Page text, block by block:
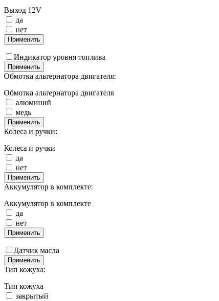
Выход 12V
да
нет
Применить
Индикатор уровня топлива
Применить
Обмотка альтернатора двигателя:
Обмотка альтернатора двигателя
алюминий
медь
Применить
Колеса и ручки:
Колеса и ручки
да
нет
Применить
Аккумулятор в комплекте:
Аккумулятор в комплекте
да
нет
Применить
Датчик масла
Применить
Тип кожуха:
Тип кожуха
закрытый